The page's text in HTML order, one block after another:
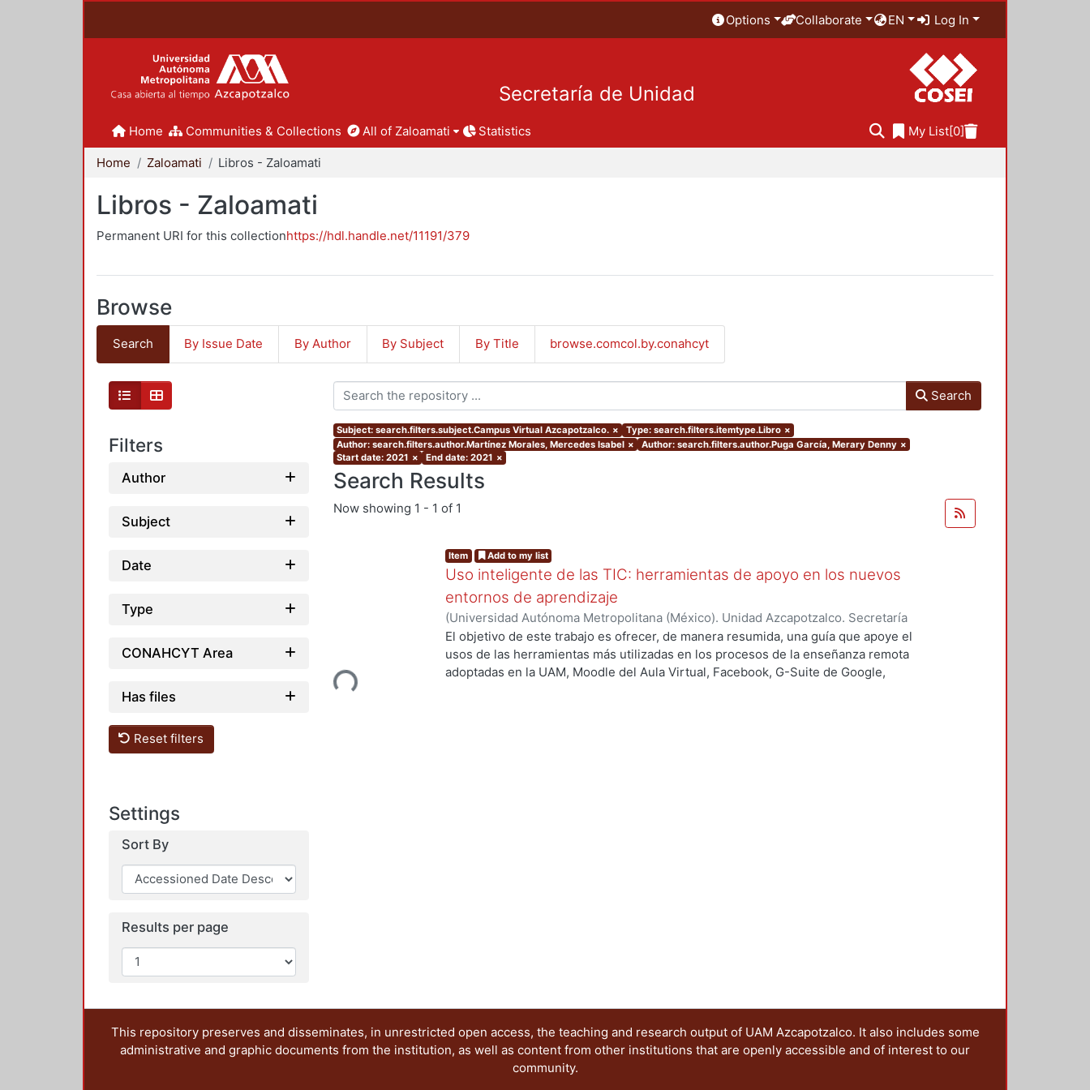
Options Collaborate EN Log In
Secretaría de Unidad
Home Communities & Collections All of Zaloamati Statistics My List[0]
Home Zaloamati Libros - Zaloamati
Libros - Zaloamati
Permanent URI for this collectionhttps://hdl.handle.net/11191/379
Browse
Search By Issue Date By Author By Subject By Title browse.comcol.by.conahcyt
Filters
Author
Subject
Date
Type
CONAHCYT Area
Has files
Reset filters
Settings
Sort By
Results per page
Search
Subject: search.filters.subject.Campus Virtual Azcapotzalco. × Type: search.filters.itemtype.Libro ×
Author: search.filters.author.Martínez Morales, Mercedes Isabel × Author: search.filters.author.Puga García, Merary Denny ×
Start date: 2021 × End date: 2021 ×
Search Results
Now showing 1 - 1 of 1
Loading...
Item Add to my list
Uso inteligente de las TIC: herramientas de apoyo en los nuevos
entornos de aprendizaje
(Universidad Autónoma Metropolitana (México). Unidad Azcapotzalco. Secretaría
Académica.,2021) García Castro, María Beatriz;Orozco García, Paola Yatzel;Puga
García, Merary Denny;Martínez Morales, Mercedes Isabel;Alvarado Hernández,
Alejandra; Tarango de la Torre, Juan Carlos
El objetivo de este trabajo es ofrecer, de manera resumida, una guía que apoye el
usos de las herramientas más utilizadas en los procesos de la enseñanza remota
adoptadas en la UAM, Moodle del Aula Virtual, Facebook, G-Suite de Google,
This repository preserves and disseminates, in unrestricted open access, the teaching and research output of UAM Azcapotzalco. It also includes some
administrative and graphic documents from the institution, as well as content from other institutions that are openly accessible and of interest to our
community.